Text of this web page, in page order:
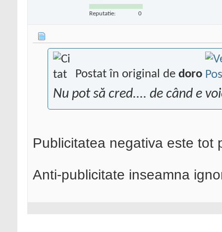
Reputatie: 0
Postat în original de doro
Nu pot să cred.... de când e
Publicitatea negativa este tot
Anti-publicitate inseamna